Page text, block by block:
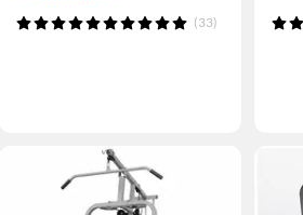
(33)